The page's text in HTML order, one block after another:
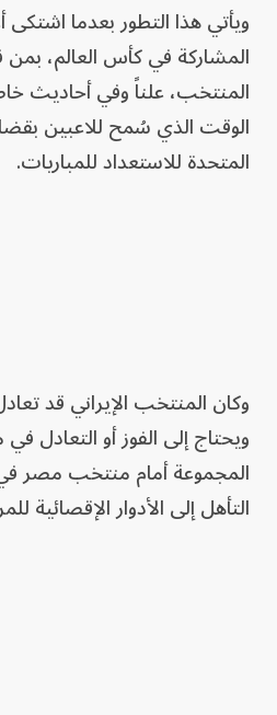
ويأتي هذا التطور بعدما
المشاركة في كأس العالم، بمن
المنتخب، علناً وفي أحاديث
الوقت الذي سُمح للاعبين
المتحدة للاستعداد للمباريات.
وكان المنتخب الإيراني قد
ويحتاج إلى الفوز أو التعادل
المجموعة أمام منتخب مصر
التأهل إلى الأدوار الإقصائية